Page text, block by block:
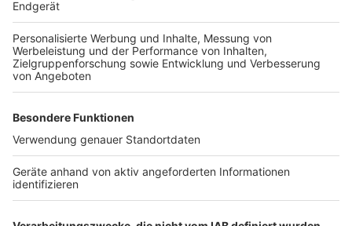
werden. "Ich glaube eher, dass irgendwo mal ein Fall
gehen und in der Zeit eine Klassenarbeit angesetzt
war? Ich bin mir sicher, mit solchen Problemen werden
wir so viel zu tun haben, dass das Tragen der Maske
ersten Schultag wollen einige Schulen nutzen, um den
Schülern zunächst die Regeln zu erklären. An der
Realschule in Bedburg gibt es deswegen zum
Beispiele am ersten Tag nur Unterricht mit dem
Klassenlehrer, normalen Unterricht nach Plan soll es
hier spätestens ab dem kommenden Montag geben.